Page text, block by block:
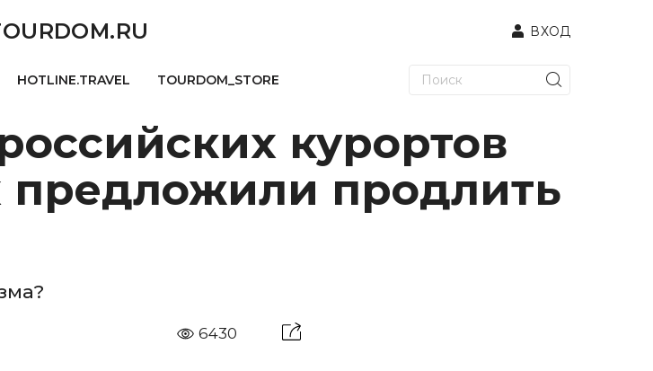
ВХОД
HOTLINE.TRAVEL TOURDOM_STORE
курортов
предложили продлить
6430